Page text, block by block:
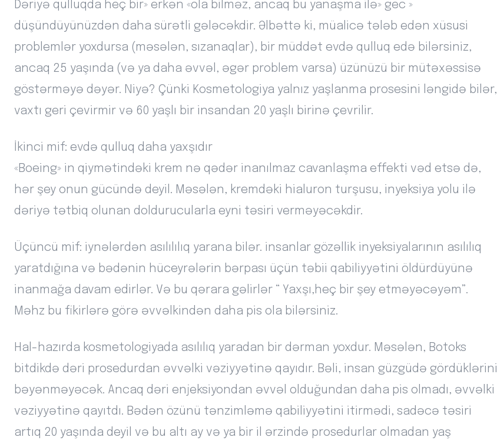
Dəriyə qulluqda heç bir» erkən «ola bilməz, ancaq bu yanaşma ilə» gec »
düşündüyünüzdən daha sürətli gələcəkdir. Əlbəttə ki, müalicə tələb edən xüsusi
problemlər yoxdursa (məsələn, sızanaqlar), bir müddət evdə qulluq edə bilərsiniz,
ancaq 25 yaşında (və ya daha əvvəl, əgər problem varsa) üzünüzü bir mütəxəssisə
göstərməyə dəyər. Niyə? Çünki Kosmetologiya yalnız yaşlanma prosesini ləngidə bilər,
vaxtı geri çevirmir və 60 yaşlı bir insandan 20 yaşlı birinə çevrilir.
İkinci mif: evdə qulluq daha yaxşıdır
«Boeing» in qiymətindəki krem nə qədər inanılmaz cavanlaşma effekti vəd etsə də,
hər şey onun gücündə deyil. Məsələn, kremdəki hialuron turşusu, inyeksiya yolu ilə
dəriyə tətbiq olunan doldurucularla eyni təsiri verməyəcəkdir.
Üçüncü mif: iynələrdən asılılılıq yarana bilər. insanlar gözəllik inyeksiyalarının asılılıq
yaratdığına və bədənin hüceyrələrin bərpası üçün təbii qabiliyyətini öldürdüyünə
inanmağa davam edirlər. Və bu qərara gəlirlər “ Yaxşı,heç bir şey etməyəcəyəm”.
Məhz bu fikirlərə görə əvvəlkindən daha pis ola bilərsiniz.
Hal-hazırda kosmetologiyada asılılıq yaradan bir dərman yoxdur. Məsələn, Botoks
bitdikdə dəri prosedurdan əvvəlki vəziyyətinə qayıdır. Bəli, insan güzgüdə gördüklərini
bəyənməyəcək. Ancaq dəri enjeksiyondan əvvəl olduğundan daha pis olmadı, əvvəlki
vəziyyətinə qayıtdı. Bədən özünü tənzimləmə qabiliyyətini itirmədi, sadəcə təsiri
artıq 20 yaşında deyil və bu altı ay və ya bir il ərzində prosedurlar olmadan yaş